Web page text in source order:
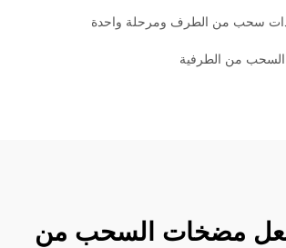
سحب من الطرف ومرحلة واحدة
من الطرفية
مضخات السحب من